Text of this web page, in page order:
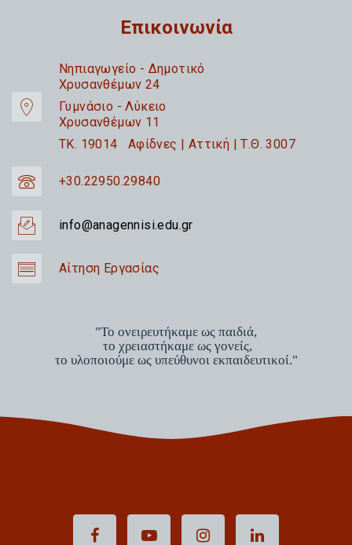
Επικοινωνία
Nηπιαγωγείο - Δημοτικό
Χρυσανθέμων 24
Γυμνάσιο - Λύκειο
Χρυσανθέμων 11
TK. 19014 Αφίδνες | Αττική | Τ.Θ. 3007
+30.22950.29840
info@anagennisi.edu.gr
Αίτηση Εργασίας
"Το ονειρευτήκαμε ως παιδιά,
το χρειαστήκαμε ως γονείς,
το υλοποιούμε ως υπεύθυνοι εκπαιδευτικοί."